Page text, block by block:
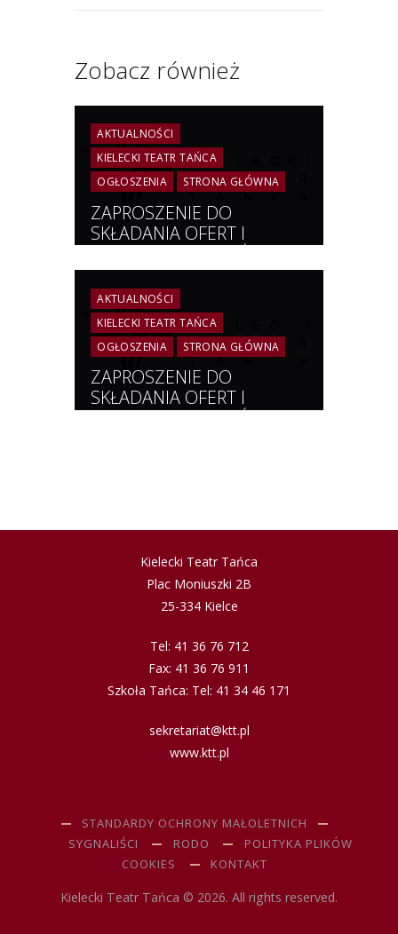
Zobacz również
AKTUALNOŚCI
KIELECKI TEATR TAŃCA
OGŁOSZENIA
STRONA GŁÓWNA
ZAPROSZENIE DO
SKŁADANIA OFERT I
Usługa transportowa osób
oraz transportu scenografii
do Jędrzejowa
AKTUALNOŚCI
KIELECKI TEATR TAŃCA
OGŁOSZENIA
STRONA GŁÓWNA
ZAPROSZENIE DO
SKŁADANIA OFERT I
KIELECKI TEATR TAŃCA |
Kielecki Teatr Tańca
Plac Moniuszki 2B
25-334 Kielce
Tel: 41 36 76 712
Fax: 41 36 76 911
Szkoła Tańca: Tel: 41 34 46 171
sekretariat@ktt.pl
www.ktt.pl
STANDARDY OCHRONY MAŁOLETNICH
SYGNALIŚCI
RODO
POLITYKA PLIKÓW
COOKIES
KONTAKT
Kielecki Teatr Tańca © 2026. All rights reserved.